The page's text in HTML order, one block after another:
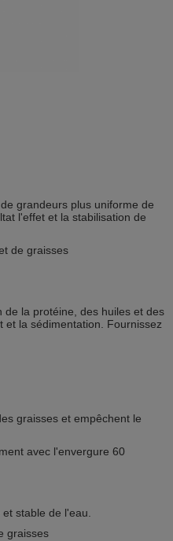
grandeurs plus uniforme de
l'effet et la stabilisation de
de graisses
de la protéine, des huiles et des
et la sédimentation. Fournissez
graisses et empêchent le
avec l'envergure 60
stable de l'eau.
graisses